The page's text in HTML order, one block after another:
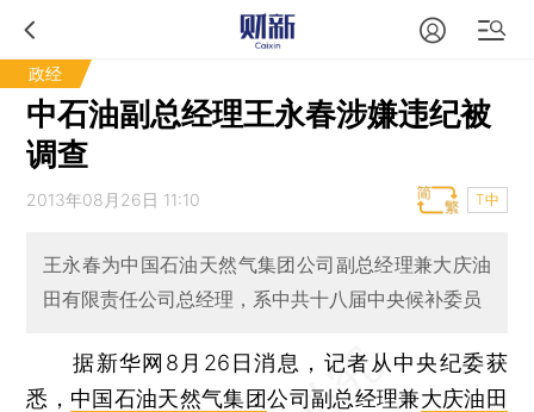
政经
中石油副总经理王永春涉嫌违纪被
调查
2013年08月26日 11:10 T中
王永春为中国石油天然气集团公司副总经理兼大庆油
田有限责任公司总经理，系中共十八届中央候补委员
据新华网8月26日消息，记者从中央纪委获
悉， 中国石油天然气集团公司副总经理兼大庆油田